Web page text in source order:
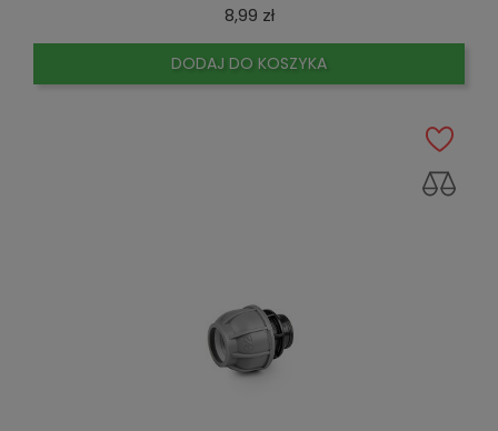
8,99 złCena
DODAJ DO KOSZYKA